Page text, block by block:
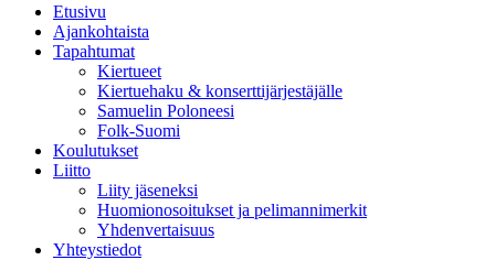
Etusivu
Ajankohtaista
Tapahtumat
Kiertueet
Kiertuehaku & konserttijärjestäjälle
Samuelin Poloneesi
Folk-Suomi
Koulutukset
Liitto
Liity jäseneksi
Huomionosoitukset ja pelimannimerkit
Yhdenvertaisuus
Yhteystiedot